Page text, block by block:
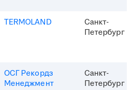
TERMOLAND
Санкт-
Петербург
ОСГ Рекордз
Менеджмент
Санкт-
Петербург